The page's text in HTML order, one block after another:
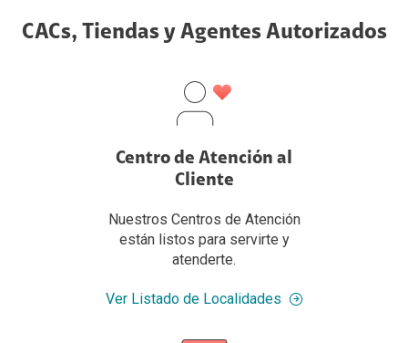
CACs, Tiendas y Agentes Autorizados
Centro de Atención al
Cliente
Nuestros Centros de Atención
están listos para servirte y
atenderte.
Ver Listado de Localidades